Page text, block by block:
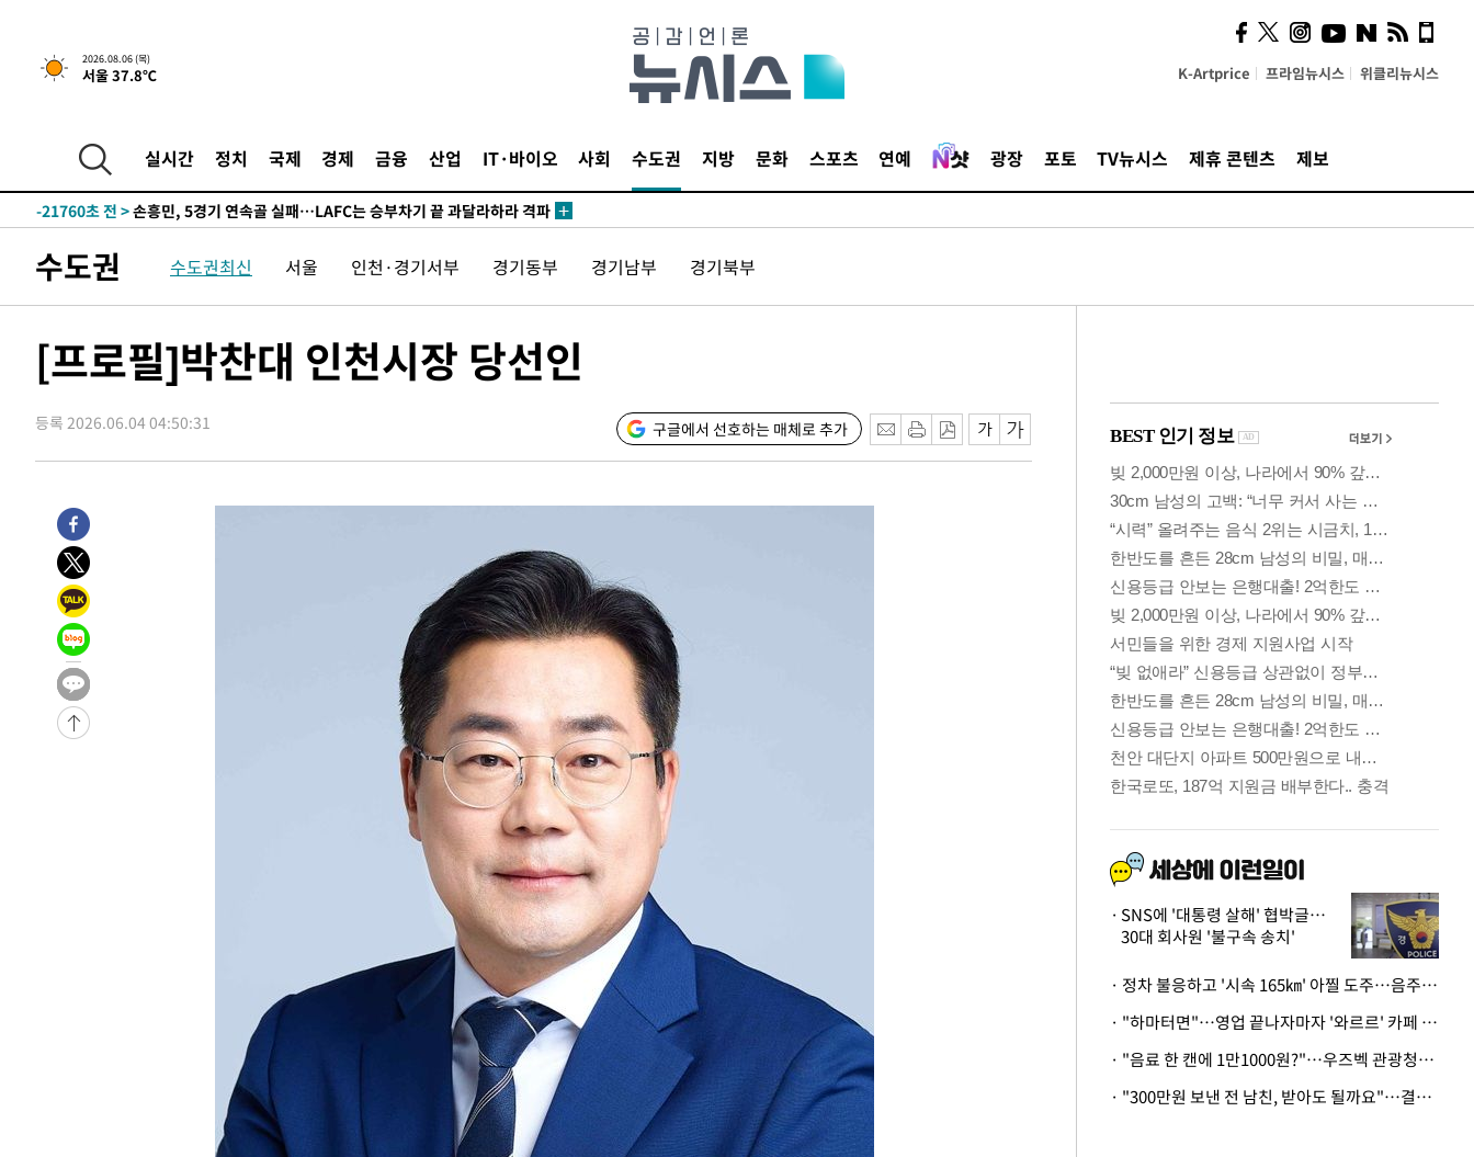
2026.08.06 (목)
서울 37.8℃ K-Artprice 프라임뉴시스 위클리뉴시스
실시간 정치 국제 경제 금융 산업 IT·바이오 사회 수도권 지방 문화 스포츠 연예 광장 포토 TV뉴시스 제휴 콘텐츠 제보
-31226초 전 >[속보]종합특검, 대검 추가 압수수색…내란 중요임무종사 혐의
-27321초 전 > [속보]코스닥, 800p 회복…0.26% 오른 801.67 마감
-27116초 전 >
[속보]원·달러 환율, 0.7원 내린 1423.8원 마감
-24715초 전 >
-21760초 전 >손흥민, 5경기 연속골 실패…LAFC는 승부차기 끝 과달라하라 격파
-13998초 전 >
트럼프, 한국계 진보 주지사 후보 맹공…"공산주의가 최대 위협"
-13976초 전 >"美간섭에 합의 지연"…트럼프, '이란 호르무즈 통제권' 수용할까
-9193초 전 >[속보]경찰, '홍명보 선임 논란' 대한축구협회·축구회관 등 압수수색
-8373초 전 >[속보]코스피 매도사이드카 발동…4%대 급락
-7645초 전 >[속보]전남광주 초대 시민추천 부시장에 백승주·윤난실
-3773초 전 >
-3756초 전 >
-32017초 전 >
"韓 외환시장 개입 관측 배경엔 美의 대한국 무역적자 있어"
-31844초 전 >
'월드컵 탈락 후폭풍' 축구협회…초유의 압수수색에 '충격·당황'
-31684초 전 >
서울 낮 37.9도, 올여름 최고치 경신…영등포 순간 '40도'
-31246초 전 >
[속보]종합특검, 대검 추가 압수수색…내란 중요임무종사 혐의
-27341초 전 >
[속보]코스닥, 800p 회복…0.26% 오른 801.67 마감
-27271초 전 >
[속보]코스피, 301.88포인트(4.58%) 내린 6296.38 마감
[속보]원·달러 환율, 0.7원 내린 1423.8원 마감
"여기 떨어졌다"…다누리, 스페이스X 로켓 달 충돌 흔적 포착
손흥민, 5경기 연속골 실패…LAFC는 승부차기 끝 과달라하라 격파
내일까지 39도 '펄펄'…기상청 "태풍 지나며 폭염 잠시 꺾인다"
트럼프, 한국계 진보 주지사 후보 맹공…"공산주의가 최대 위협"
"美간섭에 합의 지연"…트럼프, '이란 호르무즈 통제권' 수용할까
[속보]산업장관 "李정부, 원전 반대 안해…안정 전력 위해 불가피"
[속보]경찰, '홍명보 선임 논란' 대한축구협회·축구회관 등 압수수색
[속보]산업장관 "美무역법 제301조 과잉생산 결과 발표 8월 중 예상
[속보]코스피 매도사이드카 발동…4%대 급락
[속보]전남광주 초대 시민추천 부시장에 백승주·윤난실
서울 열대야 15일째 지속…비공식 '초열대야' 30도 넘어
[속보]코스닥, 2.15포인트(0.27%) 내린 797.44 출발
수도권 수도권최신 서울 인천·경기서부 경기동부 경기남부 경기북부
[프로필]박찬대 인천시장 당선인
등록 2026.06.04 04:50:31 구글에서 선호하는 매체로 추가
"5·8·9호선 출퇴근 혼잡,
정부 국비지원 필요"
SNS에 '대통령 살해' 협박글…
30대 회사원 '불구속 송치'
· 정차 불응하고 '시속 165㎞' 아찔 도주…음주운전자 체포
· "하마터면"…영업 끝나자마자 '와르르' 카페 테라스 덮친 대리석 외벽
· "음료 한 캔에 1만1000원?"…우즈벡 관광청까지 나섰다, 유튜버 폭로 후폭풍
· "300만원 보낸 전 남친, 받아도 될까요"…결혼 앞둔 예비신부의 뜻밖 고충